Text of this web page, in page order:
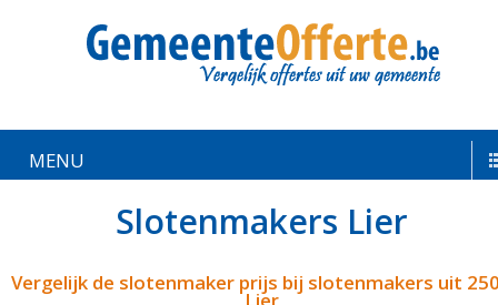
MENU
Slotenmakers Lier
Vergelijk de slotenmaker prijs bij slotenmakers uit